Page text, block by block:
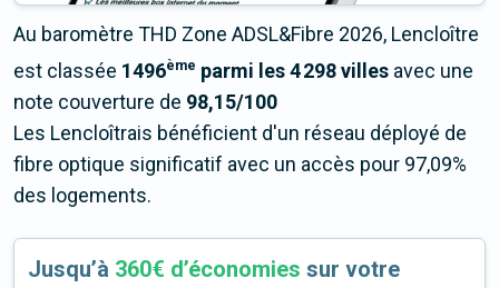
Au baromètre THD Zone ADSL&Fibre 2026, Lencloître
est classée 1496ème parmi les 4 298 villes avec une
note couverture de 98,15/100
Les Lencloîtrais bénéficient d'un réseau déployé de
fibre optique significatif avec un accès pour 97,09%
des logements.
Jusqu’à 360€ d’économies sur votre